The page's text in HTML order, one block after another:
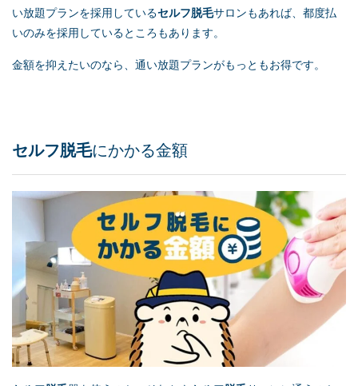
い放題プランを採用しているセルフ脱毛サロンもあれば、都度払
いのみを採用しているところもあります。
金額を抑えたいのなら、通い放題プランがもっともお得です。
セルフ脱毛にかかる金額